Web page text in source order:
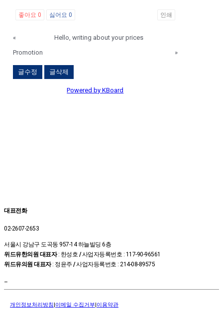
좋아요 0 싫어요 0 인쇄
«
Hello, writing about your prices
Promotion
»
글수정 글삭제
Powered by KBoard
대표전화
02-2607-2653
서울시 강남구 도곡동 957-14 하늘빌딩 6층
위드유한의원 대표자: 한성호 /사업자등록번호 : 117-90-96561
위드유의원 대표자: 정윤주 /사업자등록번호 : 214-08-89575
–
개인정보처리방침|이메일 수집거부|이용약관